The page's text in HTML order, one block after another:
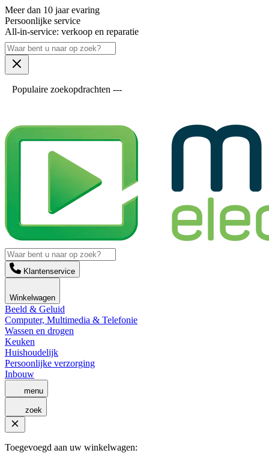
Meer dan 10 jaar evaring
Persoonlijke service
All-in-service: verkoop en reparatie
Populaire zoekopdrachten ---
Klantenservice
Winkelwagen
Beeld & Geluid
Computer, Multimedia & Telefonie
Wassen en drogen
Keuken
Huishoudelijk
Persoonlijke verzorging
Inbouw
menu
zoek
Toegevoegd aan uw winkelwagen: